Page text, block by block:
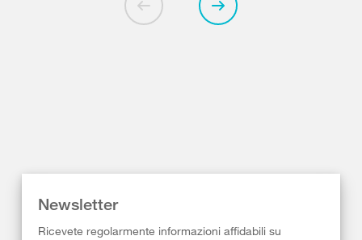
Newsletter
Ricevete regolarmente informazioni affidabili su